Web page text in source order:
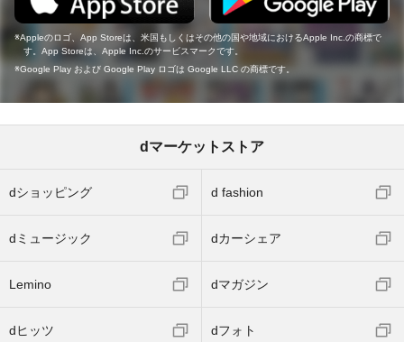
Appleのロゴ、App Storeは、米国もしくはその他の国や地域におけるApple Inc.の商標で
す。App Storeは、Apple Inc.のサービスマークです。
Google Play および Google Play ロゴは Google LLC の商標です。
dマーケットストア
dショッピング d fashion
dミュージック dカーシェア
Lemino dマガジン
dヒッツ dフォト